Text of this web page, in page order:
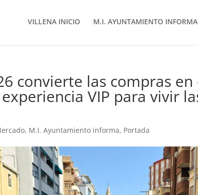
VILLENA INICIO M.I. AYUNTAMIENTO INFORMA
convierte las compras
VIP para vivir
, M.I. Ayuntamiento informa, Portada